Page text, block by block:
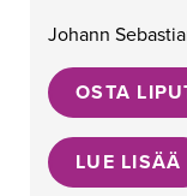
Johann
OSTA
LUE LISÄÄ